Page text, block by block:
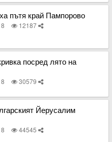
пътя край Пампорово
12187
посред лято на
30579
Йерусалим
44545